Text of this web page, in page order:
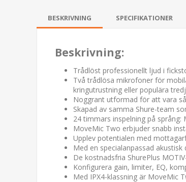
BESKRIVNING SPECIFIKATIONER
Beskrivning:
Trådlöst professionellt ljud i
Två trådlösa mikrofoner för
kringutrustning eller populära
Noggrant utformad för att vara
Skapad av samma Shure-team
24 timmars inspelning på
MoveMic Two erbjuder snabb
Upplev potentialen med
Med en specialanpassad
De kostnadsfria ShurePlus
Konfigurera gain, limiter, EQ,
Med IPX4-klassning är MoveMic